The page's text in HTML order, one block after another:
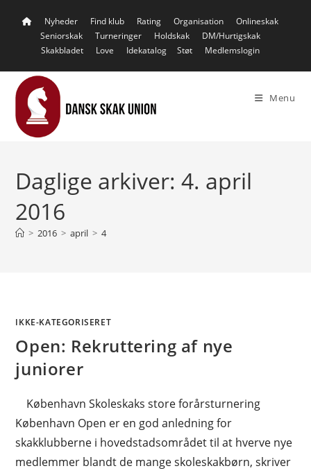
Nyheder Find klub Rating Organisation
Onlineskak
Seniorskak
Turneringer Holdskak
DM/Hurtigskak
Skakbladet
Love Idekatalog Støt Medlemslogin
Menu
Daglige arkiver: 4. april
2016
> 2016 > april > 4
IKKE-KATEGORISERET
Open: Rekruttering af nye
juniorer
København Skoleskaks store forårsturnering
København Open er en god anledning for
skakklubberne i hovedstadsområdet til at hverve nye
medlemmer blandt de mange skoleskakbørn, skriver